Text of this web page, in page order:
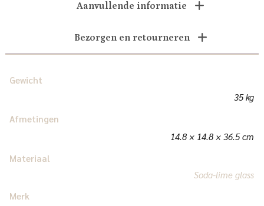
Aanvullende informatie
Bezorgen en retourneren
Gewicht
35 kg
Afmetingen
14.8 × 14.8 × 36.5 cm
Materiaal
Soda-lime glass
Merk